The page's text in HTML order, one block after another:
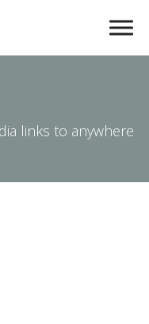
links to anywhere